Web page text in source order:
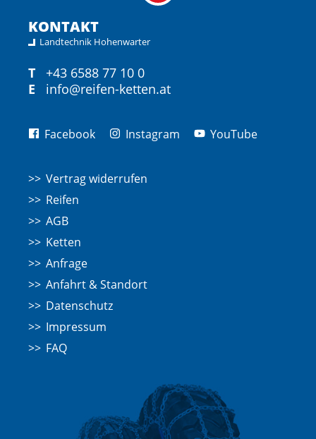
KONTAKT
Landtechnik Hohenwarter
T
+43 6588 77 10 0
E
info@reifen-ketten.at
Facebook Instagram YouTube
Vertrag widerrufen
Reifen
AGB
Ketten
Anfrage
Anfahrt & Standort
Datenschutz
Impressum
FAQ